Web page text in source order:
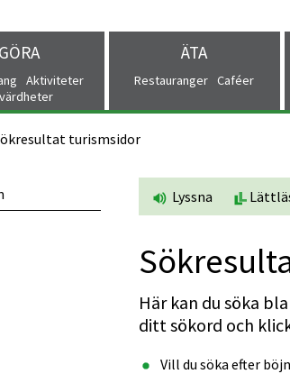
GÖRA
Aktiviteter
ÄTA
Restauranger Caféer
turismsidor
Lyssna
Här kan du söka
ditt sökord och
Vill du söka efter